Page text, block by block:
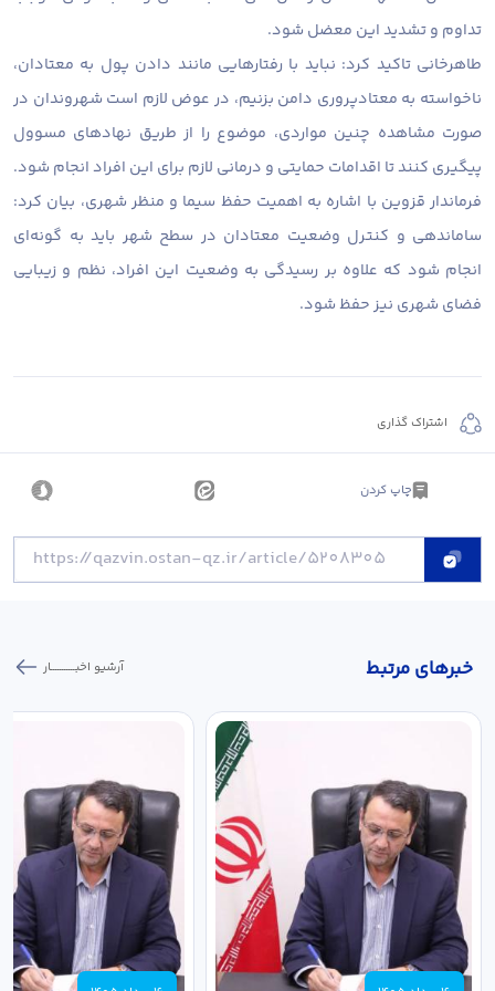
تداوم و تشدید این معضل شود.
طاهرخانی تاکید کرد: نباید با رفتارهایی مانند دادن پول به معتادان،
ناخواسته به معتادپروری دامن بزنیم، در عوض لازم است شهروندان در
صورت مشاهده چنین مواردی، موضوع را از طریق نهادهای مسوول
پیگیری کنند تا اقدامات حمایتی و درمانی لازم برای این افراد انجام شود.
فرماندار قزوین با اشاره به اهمیت حفظ سیما و منظر شهری، بیان کرد:
ساماندهی و کنترل وضعیت معتادان در سطح شهر باید به گونه‌ای
انجام شود که علاوه بر رسیدگی به وضعیت این افراد، نظم و زیبایی
فضای شهری نیز حفظ شود.
اشتراک گذاری
چاپ کردن
خبر‌های مرتبط آرشیو اخبـــــــــــار